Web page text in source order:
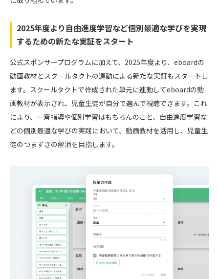
2025年度より自由進度学習など個別最適な学びを実現
するための新たな実証をスタート
公式スポンサープログラムに加えて、2025年度より、eboardの
動画教材とスクールタクトの連動による新たな実証もスタートし
ます。スクールタクトで作成された単元に連動してeboardの動
画教材が表示され、児童生徒が自分で選んで視聴できます。これ
により、一斉指導や個別学習はもちろんのこと、自由進度学習な
どの個別最適な学びの実践において、動画教材を活用し、児童生
徒のつまずきの解消を目指します。